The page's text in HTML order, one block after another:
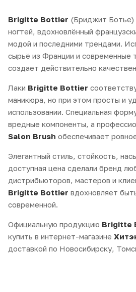
Brigitte Bottier (Бриджит Ботье)
ногтей, вдохновлённый
модой и последними трендами.
сырьё из Франции и современные
создает действительно
Лаки Brigitte Bottier
маникюра, но при этом просты и
использовании. Специальная
вредные компоненты, а
Salon Brush обеспечивает
Элегантный стиль, стойкость,
доступная цена сделали бренд
дистрибьюторов, мастеров и
Brigitte Bottier вдохновляет
современной.
Официальную продукцию Brigitte
купить в интернет-магазине
доставкой по Новосибирску,